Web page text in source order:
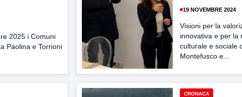
2025 i Comuni
Paolina e Torrioni
19 NOVEMBRE 2024
Visioni per la
innovativa e per la
culturale e sociale
Montefusco e...
CRONACA